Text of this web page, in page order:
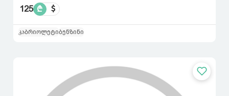
125 ₾ $
კაბრიოლეტიბენზინი